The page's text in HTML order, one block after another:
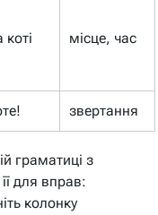
коті місце, час
звертання
граматиці з
для вправ:
колонку